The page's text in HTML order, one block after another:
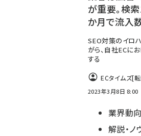
が重要。検
か月で流入
SEO対策のイロ
がら、自社ECに
する
ECタイムズ[
2023年3月8日 8:00
業界動向
解説・ノ